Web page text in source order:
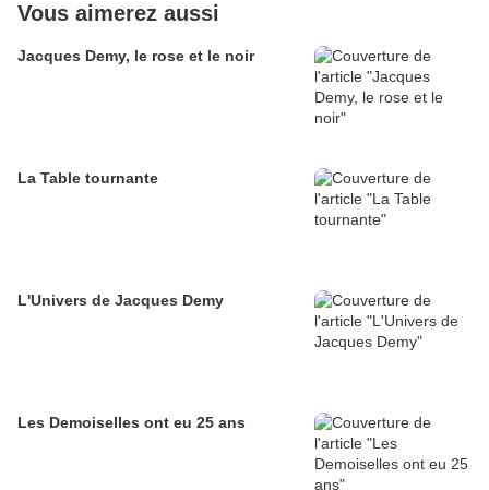
Vous aimerez aussi
Jacques Demy, le rose et le noir
La Table tournante
L'Univers de Jacques Demy
Les Demoiselles ont eu 25 ans